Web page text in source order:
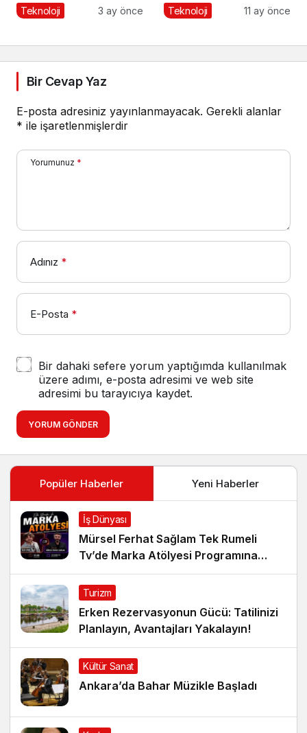
Beceri Açığı
Teknoloji 3 ay önce
aktörünü keşfetti
Teknoloji 11 ay önce
Bir Cevap Yaz
E-posta adresiniz yayınlanmayacak. Gerekli alanlar
* ile işaretlenmişlerdir
Yorumunuz *
Adınız *
E-Posta *
Bir dahaki sefere yorum yaptığımda kullanılmak
üzere adımı, e-posta adresimi ve web site
adresimi bu tarayıcıya kaydet.
YORUM GÖNDER
Popüler Haberler Yeni Haberler
İş Dünyası
Mürsel Ferhat Sağlam Tek Rumeli
Tv’de Marka Atölyesi Programına
Konuk Oldu
Turizm
Erken Rezervasyonun Gücü: Tatilinizi
Planlayın, Avantajları Yakalayın!
Kültür Sanat
Ankara’da Bahar Müzikle Başladı